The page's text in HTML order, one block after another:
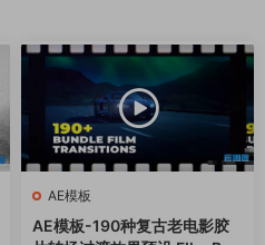
AE模板
AE模板-190种复古老电影胶